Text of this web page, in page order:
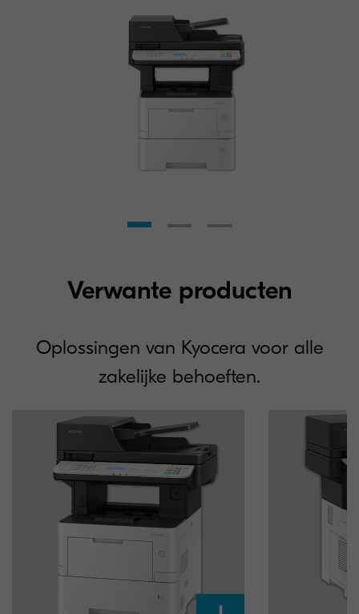
Verwante producten
Oplossingen van Kyocera voor alle
zakelijke behoeften.